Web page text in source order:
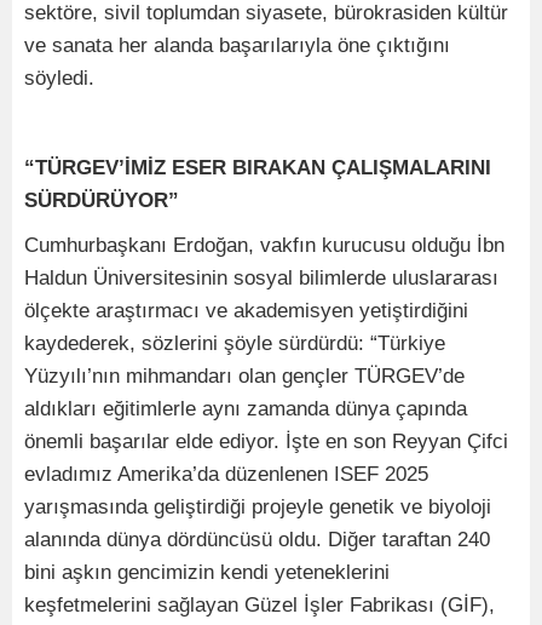
sektöre, sivil toplumdan siyasete, bürokrasiden kültür
ve sanata her alanda başarılarıyla öne çıktığını
söyledi.
“TÜRGEV’İMİZ ESER BIRAKAN ÇALIŞMALARINI
SÜRDÜRÜYOR”
Cumhurbaşkanı Erdoğan, vakfın kurucusu olduğu İbn
Haldun Üniversitesinin sosyal bilimlerde uluslararası
ölçekte araştırmacı ve akademisyen yetiştirdiğini
kaydederek, sözlerini şöyle sürdürdü: “Türkiye
Yüzyılı’nın mihmandarı olan gençler TÜRGEV’de
aldıkları eğitimlerle aynı zamanda dünya çapında
önemli başarılar elde ediyor. İşte en son Reyyan Çifci
evladımız Amerika’da düzenlenen ISEF 2025
yarışmasında geliştirdiği projeyle genetik ve biyoloji
alanında dünya dördüncüsü oldu. Diğer taraftan 240
bini aşkın gencimizin kendi yeteneklerini
keşfetmelerini sağlayan Güzel İşler Fabrikası (GİF),